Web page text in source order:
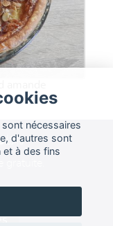
nécessaires
d'autres sont
et à des fins
Land
gratuite.